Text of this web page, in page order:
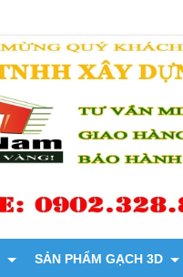
SẢN PHẨM GẠCH 3D